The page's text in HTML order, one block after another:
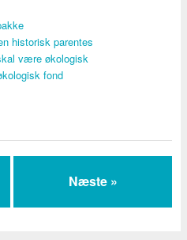
historisk parentes
være økologisk
fond
Næste »